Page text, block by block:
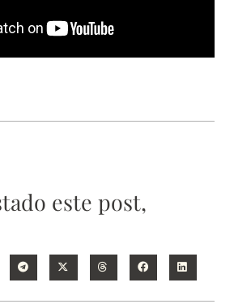
este post,